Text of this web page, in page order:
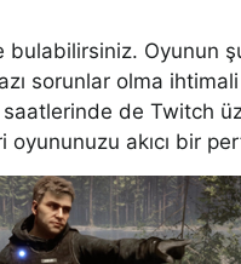
Oyunun
sorunlar olma
saatlerinde de Twitch
oyununuzu akıcı bir